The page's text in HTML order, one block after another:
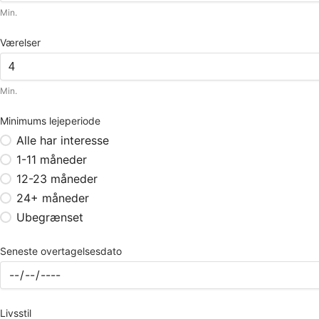
Min.
Værelser
Min.
Minimums lejeperiode
Alle har interesse
1-11 måneder
12-23 måneder
24+ måneder
Ubegrænset
Seneste overtagelsesdato
Livsstil